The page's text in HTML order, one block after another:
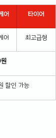
어 타이어
어 최고급형
할인 가능